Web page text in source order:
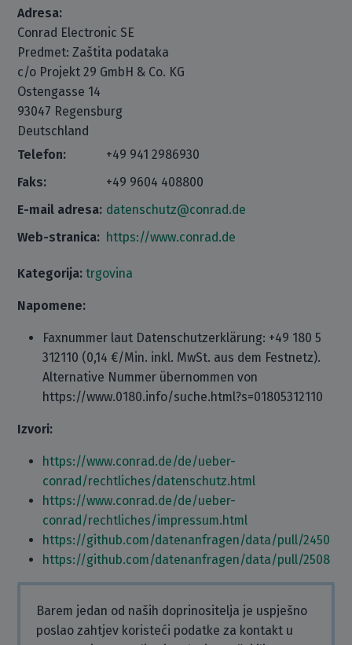
Adresa:
Conrad Electronic SE
Predmet: Zaštita podataka
c/o Projekt 29 GmbH & Co. KG
Ostengasse 14
93047 Regensburg
Deutschland
Telefon:
+49 941 2986930
Faks:
+49 9604 408800
E-mail adresa: datenschutz@conrad.de
Web-stranica: https://www.conrad.de
Kategorija: trgovina
Napomene:
Faxnummer laut Datenschutzerklärung: +49 180 5
312110 (0,14 €/Min. inkl. MwSt. aus dem Festnetz).
Alternative Nummer übernommen von
https://www.0180.info/suche.html?s=01805312110
Izvori:
https://www.conrad.de/de/ueber-
conrad/rechtliches/datenschutz.html
https://www.conrad.de/de/ueber-
conrad/rechtliches/impressum.html
https://github.com/datenanfragen/data/pull/2450
https://github.com/datenanfragen/data/pull/2508
Barem jedan od naših doprinositelja je uspješno
poslao zahtjev koristeći podatke za kontakt u